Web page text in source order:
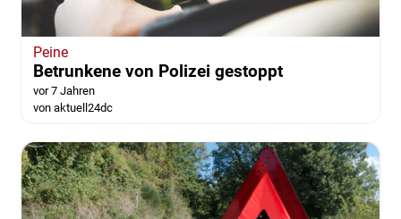
Peine
Betrunkene von Polizei gestoppt
vor 7 Jahren
von aktuell24dc